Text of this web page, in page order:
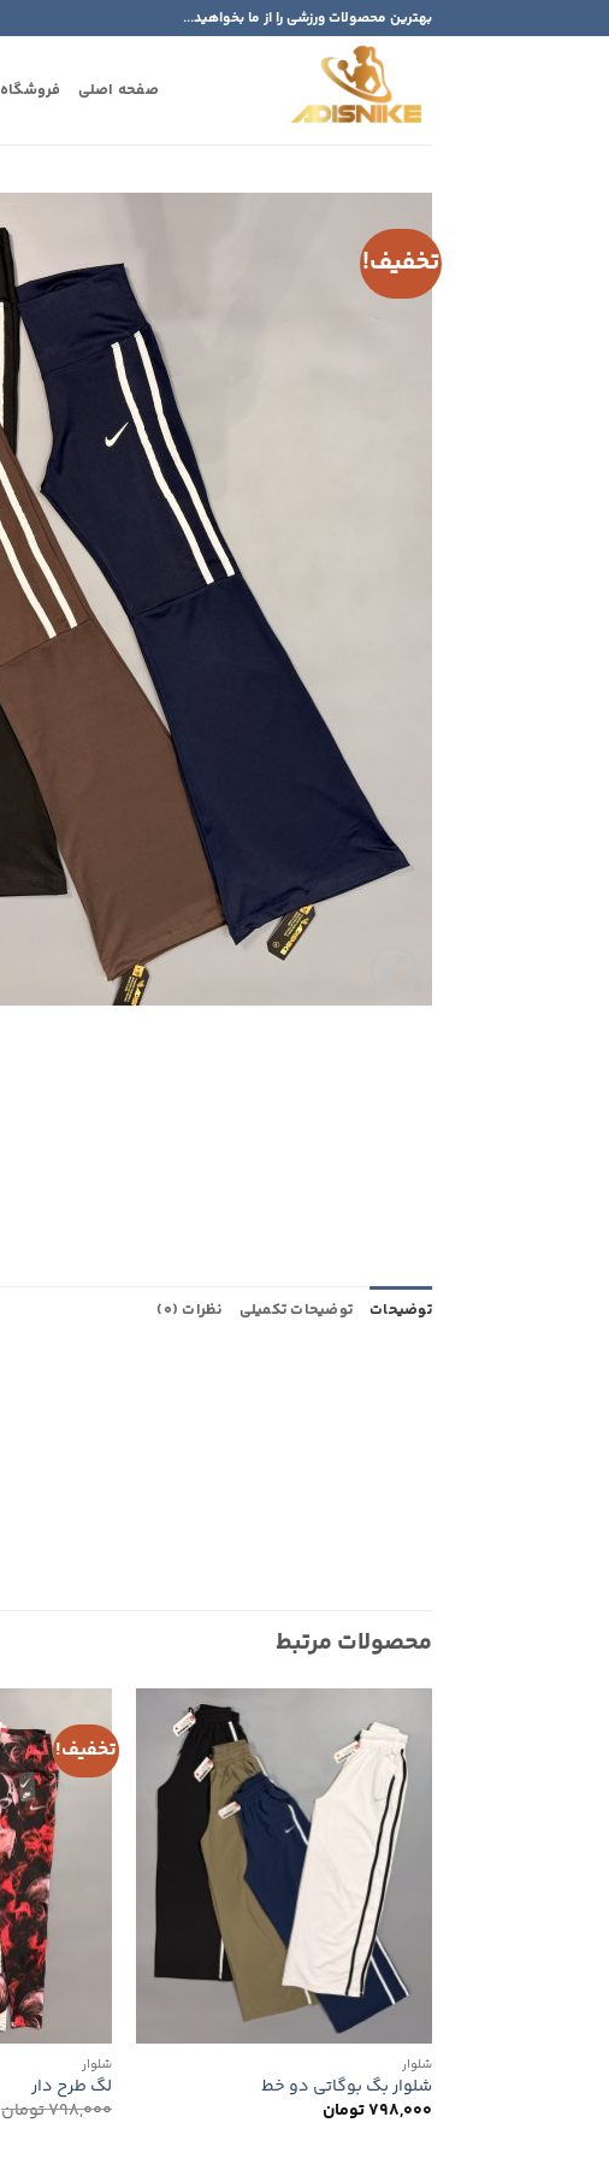
to
بهترین محصولات ورزشی را از ما بخواهید...
صفحه اصلی فروشگاه
تخفیف!
توضیحات توضیحات تکمیلی نظرات (0)
محصولات مرتبط
افزودن
به
علاقه
مندی
شلوار
شلوار بگ بوگاتی دو خط
798,000تومان
تخفیف!
شلوار
لگ طرح دار
798,000تومان